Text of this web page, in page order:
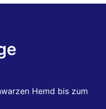
Hemd bis zum